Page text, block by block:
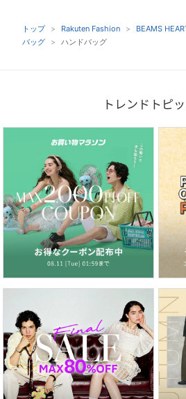
トップ Rakuten Fashion
BEAMS
バッグ
ハンドバッグ
トレンドトピ